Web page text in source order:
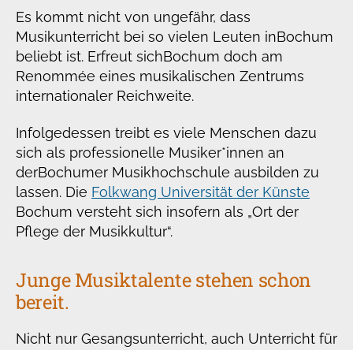
Es kommt nicht von ungefähr, dass
Musikunterricht bei so vielen Leuten inBochum
beliebt ist. Erfreut sichBochum doch am
Renommée eines musikalischen Zentrums
internationaler Reichweite.
Infolgedessen treibt es viele Menschen dazu
sich als professionelle Musiker*innen an
derBochumer Musikhochschule ausbilden zu
lassen. Die Folkwang Universität der Künste
Bochum versteht sich insofern als „Ort der
Pflege der Musikkultur“.
Junge Musiktalente stehen schon
bereit.
Nicht nur Gesangsunterricht, auch Unterricht für